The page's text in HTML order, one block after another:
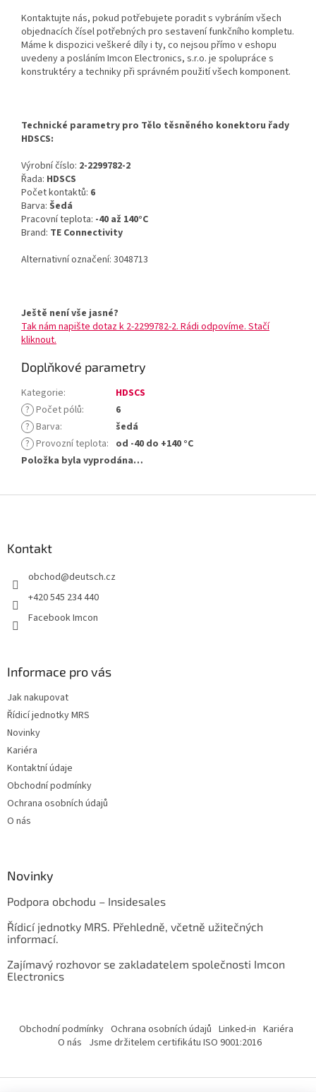
Kontaktujte nás, pokud potřebujete poradit s vybráním všech
objednacích čísel potřebných pro sestavení funkčního kompletu.
Máme k dispozici veškeré díly i ty, co nejsou přímo v eshopu
uvedeny a posláním Imcon Electronics, s.r.o. je spolupráce s
konstruktéry a techniky při správném použití všech komponent.
Technické parametry pro Tělo těsněného konektoru řady
HDSCS:
Výrobní číslo: 2-2299782-2
Řada: HDSCS
Počet kontaktů: 6
Barva: Šedá
Pracovní teplota: -40 až 140°C
Brand: TE Connectivity
Alternativní označení: 3048713
Ještě není vše jasné?
Tak nám napište dotaz k 2-2299782-2. Rádi odpovíme. Stačí
kliknout.
Doplňkové parametry
Kategorie:
HDSCS
? Počet pólů:
6
? Barva:
šedá
? Provozní teplota: od -40 do +140 °C
Položka byla vyprodána…
Kontakt
obchod@deutsch.cz
+420 545 234 440
Facebook Imcon
Informace pro vás
Jak nakupovat
Řídicí jednotky MRS
Novinky
Kariéra
Kontaktní údaje
Obchodní podmínky
Ochrana osobních údajů
O nás
Novinky
Podpora obchodu – Insidesales
Řídicí jednotky MRS. Přehledně, včetně užitečných
informací.
Zajímavý rozhovor se zakladatelem společnosti Imcon
Electronics
Obchodní podmínky Ochrana osobních údajů Linked-in Kariéra
O nás Jsme držitelem certifikátu ISO 9001:2016